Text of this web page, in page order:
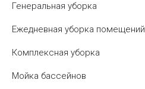
Генеральная уборка
Ежедневная уборка помещений
Комплексная уборка
Мойка бассейнов